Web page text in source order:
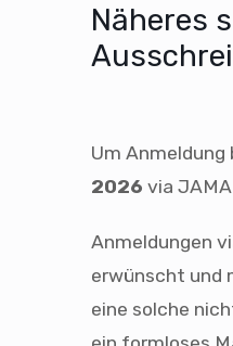
Näheres
Um Anmeldung
2026 via
Anmeldungen
erwünscht und
eine solche